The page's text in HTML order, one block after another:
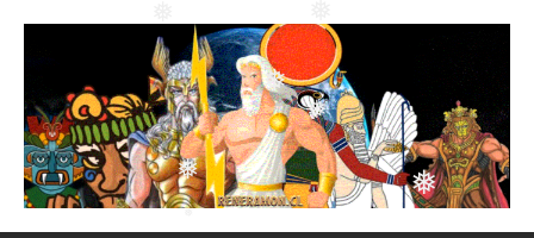
❅
❅
❅ ❅
❅
❅